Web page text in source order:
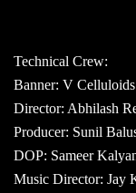
Technical Crew:
Banner: V
Director: Abhilash
Producer: Sunil
DOP: Sameer
Music Director: Jay